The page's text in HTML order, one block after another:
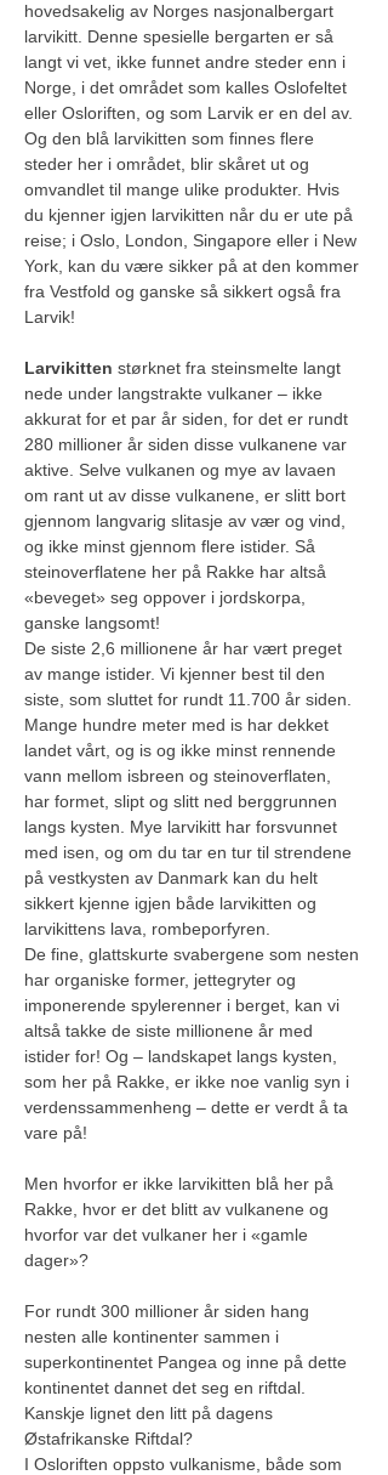
hovedsakelig av Norges nasjonalbergart
larvikitt. Denne spesielle bergarten er så
langt vi vet, ikke funnet andre steder enn i
Norge, i det området som kalles Oslofeltet
eller Osloriften, og som Larvik er en del av.
Og den blå larvikitten som finnes flere
steder her i området, blir skåret ut og
omvandlet til mange ulike produkter. Hvis
du kjenner igjen larvikitten når du er ute på
reise; i Oslo, London, Singapore eller i New
York, kan du være sikker på at den kommer
fra Vestfold og ganske så sikkert også fra
Larvik!
Larvikitten størknet fra steinsmelte langt
nede under langstrakte vulkaner – ikke
akkurat for et par år siden, for det er rundt
280 millioner år siden disse vulkanene var
aktive. Selve vulkanen og mye av lavaen
om rant ut av disse vulkanene, er slitt bort
gjennom langvarig slitasje av vær og vind,
og ikke minst gjennom flere istider. Så
steinoverflatene her på Rakke har altså
«beveget» seg oppover i jordskorpa,
ganske langsomt!
De siste 2,6 millionene år har vært preget
av mange istider. Vi kjenner best til den
siste, som sluttet for rundt 11.700 år siden.
Mange hundre meter med is har dekket
landet vårt, og is og ikke minst rennende
vann mellom isbreen og steinoverflaten,
har formet, slipt og slitt ned berggrunnen
langs kysten. Mye larvikitt har forsvunnet
med isen, og om du tar en tur til strendene
på vestkysten av Danmark kan du helt
sikkert kjenne igjen både larvikitten og
larvikittens lava, rombeporfyren.
De fine, glattskurte svabergene som nesten
har organiske former, jettegryter og
imponerende spylerenner i berget, kan vi
altså takke de siste millionene år med
istider for! Og – landskapet langs kysten,
som her på Rakke, er ikke noe vanlig syn i
verdenssammenheng – dette er verdt å ta
vare på!
Men hvorfor er ikke larvikitten blå her på
Rakke, hvor er det blitt av vulkanene og
hvorfor var det vulkaner her i «gamle
dager»?
For rundt 300 millioner år siden hang
nesten alle kontinenter sammen i
superkontinentet Pangea og inne på dette
kontinentet dannet det seg en riftdal.
Kanskje lignet den litt på dagens
Østafrikanske Riftdal?
I Osloriften oppsto vulkanisme, både som